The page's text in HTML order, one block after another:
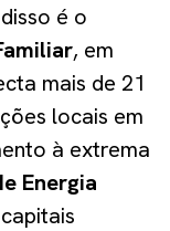
é o
, em
mais de 21
locais em
à extrema
Energia